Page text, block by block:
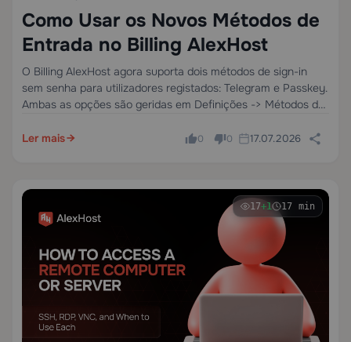
Como Usar os Novos Métodos de
Entrada no Billing AlexHost
O Billing AlexHost agora suporta dois métodos de sign-in
sem senha para utilizadores registados: Telegram e Passkey.
Ambas as opções são geridas em Definições -> Métodos de
inicie sessão no billing com…
Ler mais 0 0 17.07.2026
17+1 17 min